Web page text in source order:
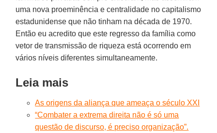
uma nova proeminência e centralidade no capitalismo
estadunidense que não tinham na década de 1970.
Então eu acredito que este regresso da família como
vetor de transmissão de riqueza está ocorrendo em
vários níveis diferentes simultaneamente.
Leia mais
As origens da aliança que ameaça o século XXI
“Combater a extrema direita não é só uma
questão de discurso, é preciso organização”.